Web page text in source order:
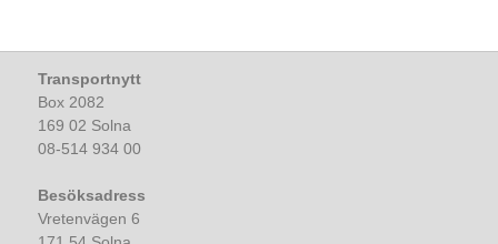
Transportnytt
Box 2082
169 02 Solna
08-514 934 00
Besöksadress
Vretenvägen 6